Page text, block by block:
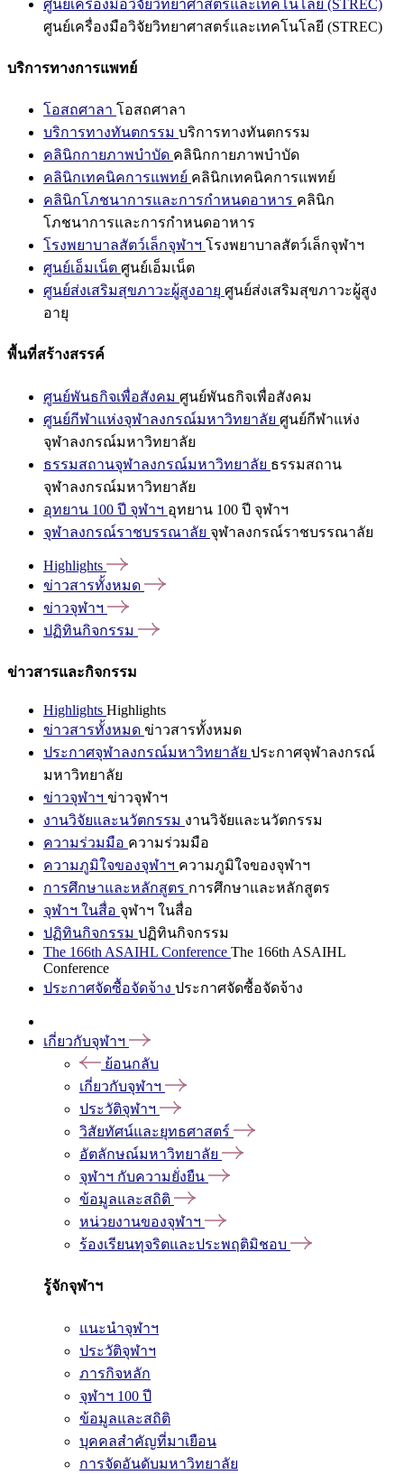
ศูนย์เครื่องมือวิจัยวิทยาศาสตร์และเทคโนโลยี (STREC)
ศูนย์เครื่องมือวิจัยวิทยาศาสตร์และเทคโนโลยี (STREC)
บริการทางการแพทย์
โอสถศาลา โอสถศาลา
บริการทางทันตกรรม บริการทางทันตกรรม
คลินิกกายภาพบำบัด คลินิกกายภาพบำบัด
คลินิกเทคนิคการแพทย์ คลินิกเทคนิคการแพทย์
คลินิกโภชนาการและการกำหนดอาหาร คลินิก
โภชนาการและการกำหนดอาหาร
โรงพยาบาลสัตว์เล็กจุฬาฯ โรงพยาบาลสัตว์เล็กจุฬาฯ
ศูนย์เอ็มเน็ต ศูนย์เอ็มเน็ต
ศูนย์ส่งเสริมสุขภาวะผู้สูงอายุ ศูนย์ส่งเสริมสุขภาวะผู้สูง
อายุ
พื้นที่สร้างสรรค์
ศูนย์พันธกิจเพื่อสังคม ศูนย์พันธกิจเพื่อสังคม
ศูนย์กีฬาแห่งจุฬาลงกรณ์มหาวิทยาลัย ศูนย์กีฬาแห่ง
จุฬาลงกรณ์มหาวิทยาลัย
ธรรมสถานจุฬาลงกรณ์มหาวิทยาลัย ธรรมสถาน
จุฬาลงกรณ์มหาวิทยาลัย
อุทยาน 100 ปี จุฬาฯ อุทยาน 100 ปี จุฬาฯ
จุฬาลงกรณ์ราชบรรณาลัย จุฬาลงกรณ์ราชบรรณาลัย
Highlights
ข่าวสารทั้งหมด
ข่าวจุฬาฯ
ปฏิทินกิจกรรม
ข่าวสารและกิจกรรม
Highlights Highlights
ข่าวสารทั้งหมด ข่าวสารทั้งหมด
ประกาศจุฬาลงกรณ์มหาวิทยาลัย ประกาศจุฬาลงกรณ์
มหาวิทยาลัย
ข่าวจุฬาฯ ข่าวจุฬาฯ
งานวิจัยและนวัตกรรม งานวิจัยและนวัตกรรม
ความร่วมมือ ความร่วมมือ
ความภูมิใจของจุฬาฯ ความภูมิใจของจุฬาฯ
การศึกษาและหลักสูตร การศึกษาและหลักสูตร
จุฬาฯ ในสื่อ จุฬาฯ ในสื่อ
ปฏิทินกิจกรรม ปฏิทินกิจกรรม
The 166th ASAIHL Conference The 166th ASAIHL
Conference
ประกาศจัดซื้อจัดจ้าง ประกาศจัดซื้อจัดจ้าง
เกี่ยวกับจุฬาฯ
ย้อนกลับ
เกี่ยวกับจุฬาฯ
ประวัติจุฬาฯ
วิสัยทัศน์และยุทธศาสตร์
อัตลักษณ์มหาวิทยาลัย
จุฬาฯ กับความยั่งยืน
ข้อมูลและสถิติ
หน่วยงานของจุฬาฯ
ร้องเรียนทุจริตและประพฤติมิชอบ
รู้จักจุฬาฯ
แนะนำจุฬาฯ
ประวัติจุฬาฯ
ภารกิจหลัก
จุฬาฯ 100 ปี
ข้อมูลและสถิติ
บุคคลสำคัญที่มาเยือน
การจัดอันดับมหาวิทยาลัย